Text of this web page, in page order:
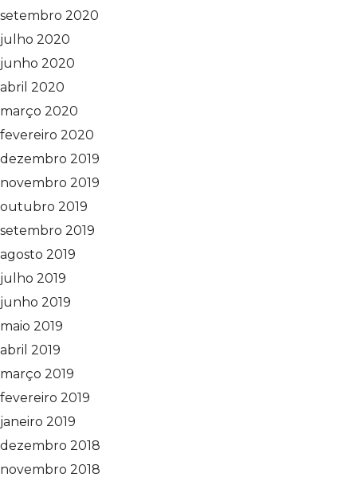
setembro 2020
julho 2020
junho 2020
abril 2020
março 2020
fevereiro 2020
dezembro 2019
novembro 2019
outubro 2019
setembro 2019
agosto 2019
julho 2019
junho 2019
maio 2019
abril 2019
março 2019
fevereiro 2019
janeiro 2019
dezembro 2018
novembro 2018